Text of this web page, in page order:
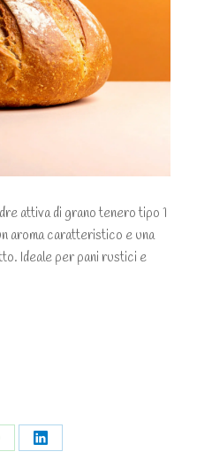
attiva di grano tenero tipo 1
aroma caratteristico e una
Ideale per pani rustici e
Share